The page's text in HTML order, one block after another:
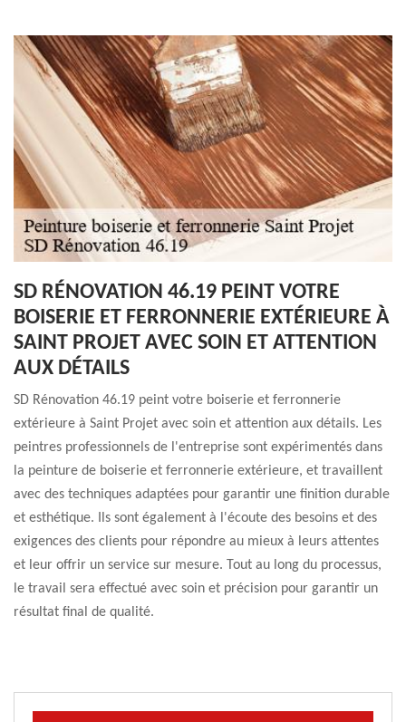
SD RÉNOVATION 46.19 PEINT VOTRE
BOISERIE ET FERRONNERIE EXTÉRIEURE À
SAINT PROJET AVEC SOIN ET ATTENTION
AUX DÉTAILS
SD Rénovation 46.19 peint votre boiserie et ferronnerie
extérieure à Saint Projet avec soin et attention aux détails. Les
peintres professionnels de l'entreprise sont expérimentés dans
la peinture de boiserie et ferronnerie extérieure, et travaillent
avec des techniques adaptées pour garantir une finition durable
et esthétique. Ils sont également à l'écoute des besoins et des
exigences des clients pour répondre au mieux à leurs attentes
et leur offrir un service sur mesure. Tout au long du processus,
le travail sera effectué avec soin et précision pour garantir un
résultat final de qualité.